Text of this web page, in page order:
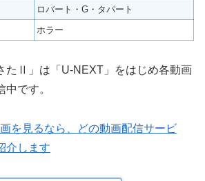
ロバート・G・タパート
ホラー
たⅡ」は「U-NEXT」をはじめ各動画
です。
を見るなら、どの動画配信サービ
介します